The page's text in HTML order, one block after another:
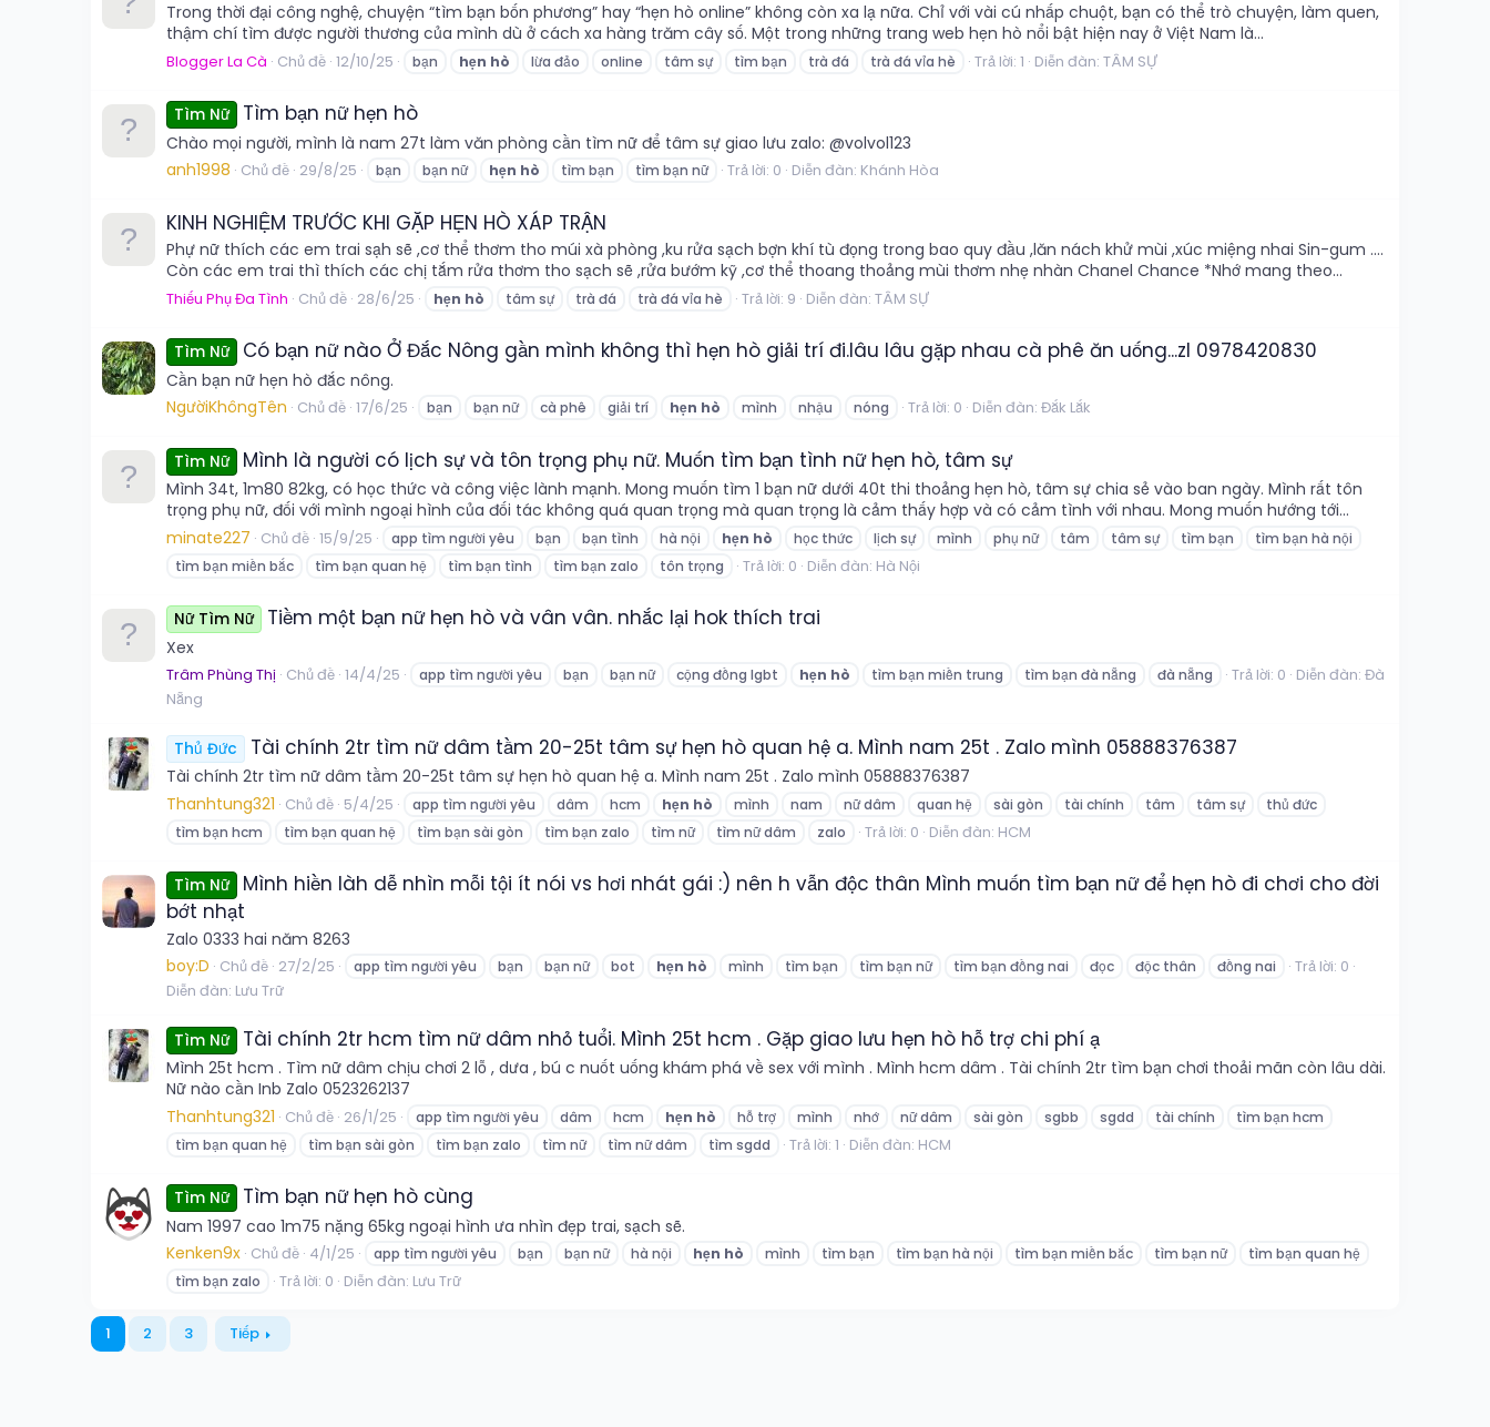
Trong thời đại công nghệ, chuyện “tìm bạn bốn phương” hay “hẹn hò online” không còn xa lạ nữa. Chỉ với vài cú nhấp chuột, bạn có thể trò chuyện, làm quen,
thậm chí tìm được người thương của mình dù ở cách xa hàng trăm cây số. Một trong những trang web hẹn hò nổi bật hiện nay ở Việt Nam là...
Blogger La Cà Chủ đề 12/10/25 bạn hẹn hò lừa đảo online tâm sự tìm bạn trà đá trà đá vỉa hè Trả lời: 1 Diễn đàn: TÂM SỰ
Tìm Nữ Tìm bạn nữ hẹn hò
Chào mọi người, mình là nam 27t làm văn phòng cần tìm nữ để tâm sự giao lưu zalo: @volvol123
anh1998 Chủ đề 29/8/25 bạn bạn nữ hẹn hò tìm bạn tìm bạn nữ Trả lời: 0 Diễn đàn: Khánh Hòa
KINH NGHIỆM TRƯỚC KHI GẶP HẸN HÒ XÁP TRẬN
Phự nữ thích các em trai sạh sẽ ,cơ thể thơm tho múi xà phòng ,ku rửa sạch bợn khí tù đọng trong bao quy đầu ,lăn nách khử mùi ,xúc miệng nhai Sin-gum ....
Còn các em trai thì thích các chị tắm rửa thơm tho sạch sẽ ,rửa bướm kỹ ,cơ thể thoang thoảng mùi thơm nhẹ nhàn Chanel Chance *Nhớ mang theo...
Thiếu Phụ Đa Tình Chủ đề 28/6/25 hẹn hò tâm sự trà đá trà đá vỉa hè Trả lời: 9 Diễn đàn: TÂM SỰ
Tìm Nữ Có bạn nữ nào Ở Đắc Nông gần mình không thì hẹn hò giải trí đi.lâu lâu gặp nhau cà phê ăn uống...zl 0978420830
Cần bạn nữ hẹn hò đắc nông.
NgườiKhôngTên Chủ đề 17/6/25 bạn bạn nữ cà phê giải trí hẹn hò mình nhậu nóng Trả lời: 0 Diễn đàn: Đắk Lắk
Tìm Nữ Mình là người có lịch sự và tôn trọng phụ nữ. Muốn tìm bạn tình nữ hẹn hò, tâm sự
Mình 34t, 1m80 82kg, có học thức và công việc lành mạnh. Mong muốn tìm 1 bạn nữ dưới 40t thi thoảng hẹn hò, tâm sự chia sẻ vào ban ngày. Mình rất tôn
trọng phụ nữ, đối với mình ngoại hình của đối tác không quá quan trọng mà quan trọng là cảm thấy hợp và có cảm tình với nhau. Mong muốn hướng tới...
minate227 Chủ đề 15/9/25 app tìm người yêu bạn bạn tình hà nội hẹn hò học thức lịch sự mình phụ nữ tâm tâm sự tìm bạn
tìm bạn hà nội
tìm bạn miền bắc
tìm bạn quan hệ tìm bạn tình tìm bạn zalo tôn trọng Trả lời: 0 Diễn đàn: Hà Nội
Nữ Tìm Nữ Tiềm một bạn nữ hẹn hò và vân vân. nhắc lại hok thích trai
Xex
Trâm Phùng Thị Chủ đề 14/4/25 app tìm người yêu bạn bạn nữ cộng đồng lgbt hẹn hò tìm bạn miền trung tìm bạn đà nẵng đà nẵng Trả lời: 0 Diễn đàn: Đà
Nẵng
Thủ Đức Tài chính 2tr tìm nữ dâm tầm 20-25t tâm sự hẹn hò quan hệ a. Mình nam 25t . Zalo mình 05888376387
Tài chính 2tr tìm nữ dâm tầm 20-25t tâm sự hẹn hò quan hệ a. Mình nam 25t . Zalo mình 05888376387
Thanhtung321 Chủ đề 5/4/25 app tìm người yêu dâm hcm hẹn hò mình nam nữ dâm quan hệ sài gòn tài chính tâm tâm sự
thủ đức
tìm bạn hcm
tìm bạn quan hệ tìm bạn sài gòn tìm bạn zalo tìm nữ tìm nữ dâm zalo Trả lời: 0 Diễn đàn: HCM
Tìm Nữ
Mình hiền làh dễ nhìn mỗi tội ít nói vs hơi nhát gái :) nên h vẫn độc thân Mình muốn tìm bạn nữ để hẹn hò đi chơi cho đời
bớt nhạt
Zalo 0333 hai năm 8263
boy:D Chủ đề 27/2/25 app tìm người yêu bạn bạn nữ bot hẹn hò mình tìm bạn tìm bạn nữ tìm bạn đồng nai đọc độc thân đồng nai
Trả lời: 0
Diễn đàn: Lưu Trữ
Tìm Nữ Tài chính 2tr hcm tìm nữ dâm nhỏ tuổi. Mình 25t hcm . Gặp giao lưu hẹn hò hỗ trợ chi phí ạ
Mình 25t hcm . Tìm nữ dâm chịu chơi 2 lỗ , dưa , bú c nuốt uống khám phá về sex với mình . Mình hcm dâm . Tài chính 2tr tìm bạn chơi thoải mãn còn lâu dài.
Nữ nào cần Inb Zalo 0523262137
Thanhtung321 Chủ đề 26/1/25 app tìm người yêu dâm hcm hẹn hò hỗ trợ mình nhớ nữ dâm sài gòn sgbb sgdd tài chính
tìm bạn hcm
tìm bạn quan hệ
tìm bạn sài gòn tìm bạn zalo tìm nữ tìm nữ dâm tìm sgdd Trả lời: 1 Diễn đàn: HCM
Tìm Nữ Tìm bạn nữ hẹn hò cùng
Nam 1997 cao 1m75 nặng 65kg ngoại hình ưa nhìn đẹp trai, sạch sẽ.
Kenken9x Chủ đề 4/1/25 app tìm người yêu bạn bạn nữ hà nội hẹn hò mình tìm bạn tìm bạn hà nội tìm bạn miền bắc tìm bạn nữ
tìm bạn quan hệ
tìm bạn zalo
Trả lời: 0 Diễn đàn: Lưu Trữ
1 2 3 Tiếp